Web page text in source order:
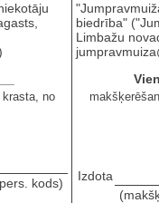
no
kods)
biedrība"
Limbažu
Izdota